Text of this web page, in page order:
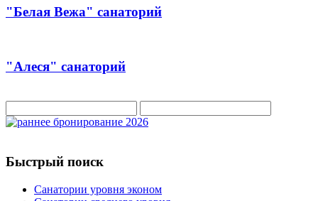
"Белая Вежа" санаторий
"Алеся" санаторий
Быстрый поиск
Санатории уровня эконом